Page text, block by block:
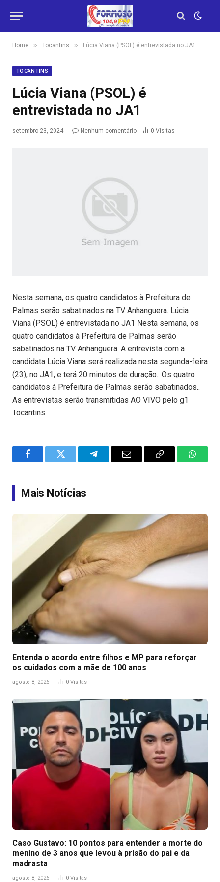
Home » Tocantins » Lúcia Viana (PSOL) é entrevistada no JA1
TOCANTINS
Lúcia Viana (PSOL) é
entrevistada no JA1
setembro 23, 2024 Nenhum comentário 0 Visitas
Nesta semana, os quatro candidatos à Prefeitura de
Palmas serão sabatinados na TV Anhanguera. Lúcia
Viana (PSOL) é entrevistada no JA1 Nesta semana, os
quatro candidatos à Prefeitura de Palmas serão
sabatinados na TV Anhanguera. A entrevista com a
candidata Lúcia Viana será realizada nesta segunda-feira
(23), no JA1, e terá 20 minutos de duração.. Os quatro
candidatos à Prefeitura de Palmas serão sabatinados..
As entrevistas serão transmitidas AO VIVO pelo g1
Tocantins.
FacebookTwitter TelegramEmail
Copy
Mais Notícias
Entenda o acordo entre filhos e MP para reforçar
os cuidados com a mãe de 100 anos
agosto 8, 2026 0 Visitas
Caso Gustavo: 10 pontos para entender a morte do
menino de 3 anos que levou à prisão do pai e da
madrasta
agosto 8, 2026 0 Visitas